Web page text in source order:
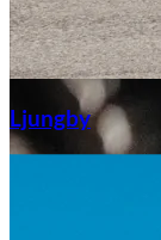
Aixiam
Ljungby